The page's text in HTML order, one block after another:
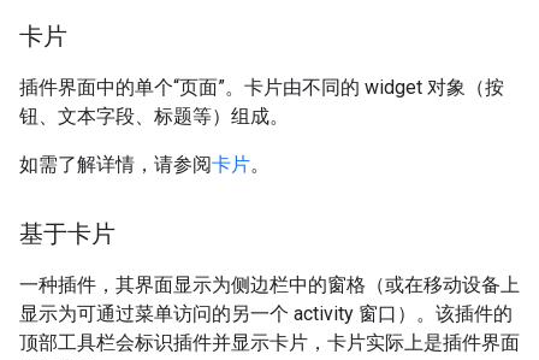
卡片
插件界面中的单个“页面”。卡片由不同的 widget 对象（按
钮、文本字段、标题等）组成。
如需了解详情，请参阅卡片。
基于卡片
一种插件，其界面显示为侧边栏中的窗格（或在移动设备上
显示为可通过菜单访问的另一个 activity 窗口）。该插件的
顶部工具栏会标识插件并显示卡片，卡片实际上是插件界面